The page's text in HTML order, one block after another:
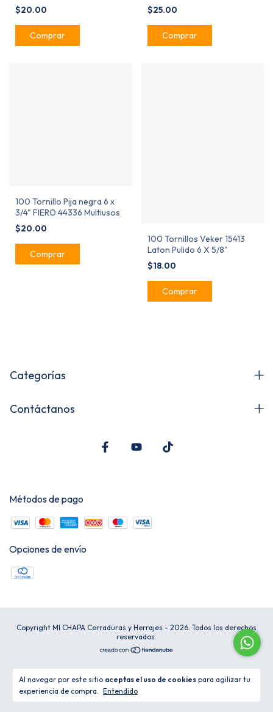
Al navegar por este sitio aceptas el uso de cookies para agilizar tu
experiencia de compra. Entendido
$20.00
$25.00
100 Tornillo Pija negra 6 x
3/4" FIERO 44336 Multiusos
$20.00
100 Tornillos Veker 15413
Laton Pulido 6 X 5/8"
$18.00
Categorías
Contáctanos
Métodos de pago
Opciones de envío
Copyright MI CHAPA Cerraduras y Herrajes - 2026. Todos los derechos
reservados.